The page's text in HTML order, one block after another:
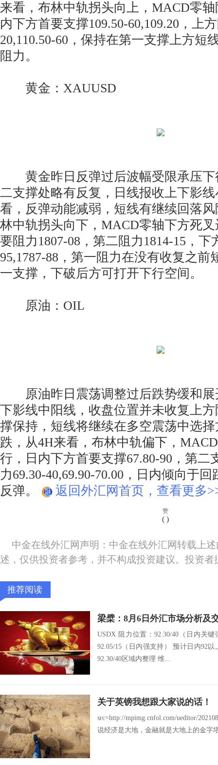
来看，布林中轨拐头向上，MACD零
内下方首要支撑109.50-60,109.20，上
20,110.50-60，保持在第一支撑上方短
阻力。
黄金：XAUUSD
黄金昨日反弹过后波幅受限承压下
二支撑处略有反复，日线报收上下影
看，反弹动能减弱，短线有继续回落
林中轨拐头向下，MACD零轴下方死
要阻力1807-08，第二阻力1814-15，下
95,1787-88，第一阻力在没有收复之前
一支撑，下破后方可打开下行空间。
原油：OIL
原油昨日震荡调整过后跌势缓和展
下影线中阳线，收盘位置并未收复上
撑保持，短线将继续在多空震荡中选
跌，从4H来看，布林中轨偏下，
行，日内下方首要支撑67.80-90，第二
力69.30-40,69.90-70.00，日内倾向于
反弹。
返回外汇网首页，查看更多
赞
( )
中金在线外汇网声明：中金在线外汇网转载上
述，仅供投资者参考，并不构成投资建议。投资
推荐阅读
梁檗：8月6日外汇市场分析及
USDX 阻力位置：92.30/40（日内关
92.05/15（日内强支持） 预计日内92
92.30/40区域内整理 维...
关于英镑我想跟大家说的话！
src=http://mpimg.cnfol.com/ueditor/
说经济是大地，金融就是大地上的金字